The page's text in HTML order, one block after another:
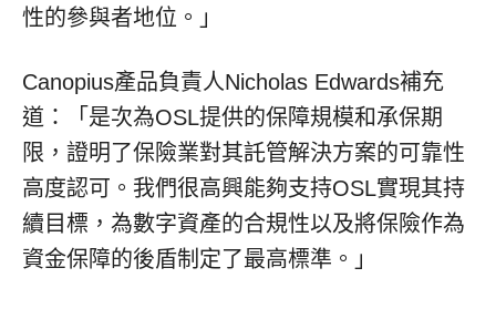
性的參與者地位。 」
Canopius產品負責人Nicholas Edwards補充
道：「是次為OSL提供的保障規模和承保期
限，證明了保險業對其託管解決方案的可靠性
高度認可。我們很高興能夠支持OSL實現其持
續目標，為數字資產的合規性以及將保險作為
資金保障的後盾制定了最高標準。 」